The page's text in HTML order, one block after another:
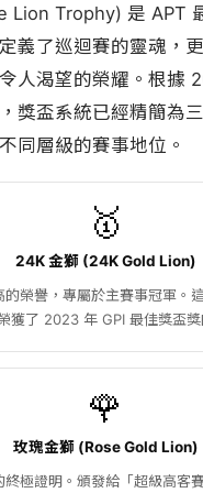
Lion Trophy) 是 APT
義了巡迴賽的靈魂，
人渴望的榮耀。根據
獎盃系統已經精簡為
同層級的賽事地位。
🥇
24K 金獅 (24K Gold Lion)
的榮譽，專屬於主賽事冠軍。
獲了 2023 年 GPI 最佳獎盃獎
🌹
玫瑰金獅 (Rose Gold Lion)
極證明。頒發給「超級高客